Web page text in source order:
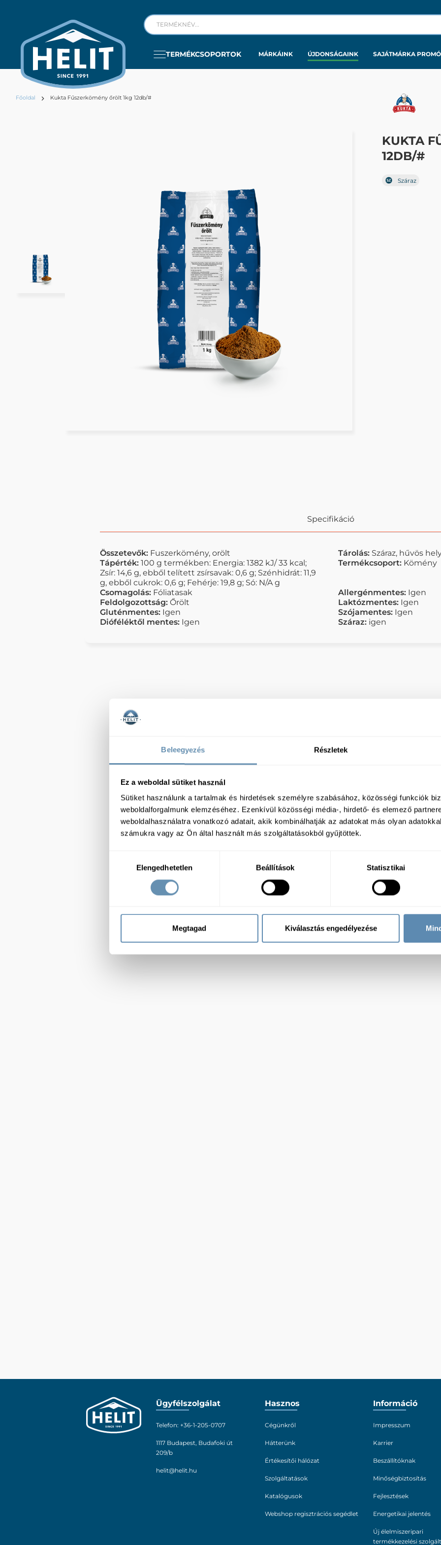
Beleegyezés Részletek
Ez a weboldal sütiket használ
Sütiket használunk a tartalmak és hirdetések személyre szabásához, közösségi funkciók
weboldalforgalmunk elemzéséhez. Ezenkívül közösségi média-, hirdető- és elemező
weboldalhasználatra vonatkozó adatait, akik kombinálhatják az adatokat más olyan
számukra vagy az Ön által használt más szolgáltatásokból gyűjtöttek.
kiválasztásaElengedhetetlen Beállítások Statisztikai
Megtagad Kiválasztás engedélyezése
TERMÉKCSOPORTOK MÁRKÁINK ÚJDONSÁGAINK SAJÁTMÁRKA
Főoldal Kukta Fűszerkömény őrölt 1kg 12db/#
KUKTA
12DB/#
Száraz
Specifikáció
Összetevők: Fuszerkömény, orölt Tárolás: Száraz, hűvös
Tápérték: 100 g termékben: Energia: 1382 kJ/ 33 kcal;
Zsír: 14,6 g, ebből telített zsírsavak: 0,6 g; Szénhidrát: 11,9
g, ebből cukrok: 0,6 g; Fehérje: 19,8 g; Só: N/A g
Termékcsoport: Kömény
Csomagolás: Fóliatasak Allergénmentes: Igen
Feldolgozottság: Őrölt Laktózmentes: Igen
Gluténmentes: Igen Szójamentes: Igen
Dióféléktől mentes: Igen Száraz: igen
Ügyfélszolgálat
Telefon: +36-1-205-0707
1117 Budapest, Budafoki út
209/b
helit@helit.hu
Hasznos
Cégünkről
Hátterünk
Értékesítői hálózat
Szolgáltatások
Katalógusok
Webshop regisztrációs segédlet
Információ
Impresszum
Karrier
Beszállítóknak
Minőségbiztosítás
Fejlesztések
Energetikai jelentés
Új élelmiszeripari
termékkezelési